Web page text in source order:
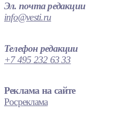
Эл. почта редакции
info@vesti.ru
Телефон редакции
+7 495 232 63 33
Реклама на сайте
Росреклама